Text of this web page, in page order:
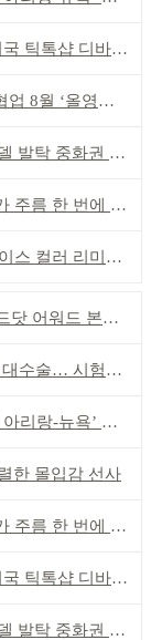
디바이스 부문 1위
‘올영픽’ 선정
중화권 공략 강화
번에 더블 케어
리미티드’ 출시
드 본상 2개 수상
험자료 공용 허용
랑-뉴욕’ 참여
한 몰입감 선사
번에 더블 케어
디바이스 부문 1위
중화권 공략 강화